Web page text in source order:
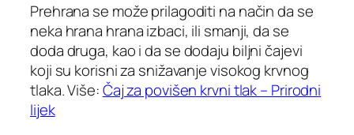
Prehrana se može prilagoditi na način da se
neka hrana hrana izbaci, ili smanji, da se
doda druga, kao i da se dodaju biljni čajevi
koji su korisni za snižavanje visokog krvnog
tlaka. Više:Čaj za povišen krvni tlak – Prirodni
lijek